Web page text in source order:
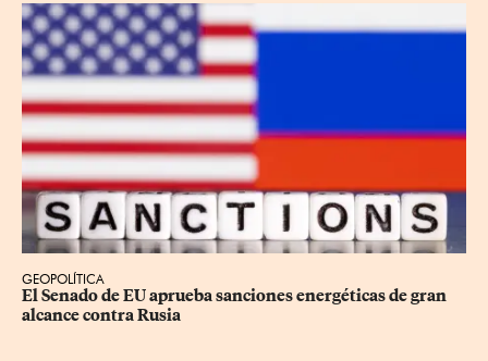
GEOPOLÍTICA
El Senado de EU aprueba sanciones energéticas de gran
alcance contra Rusia